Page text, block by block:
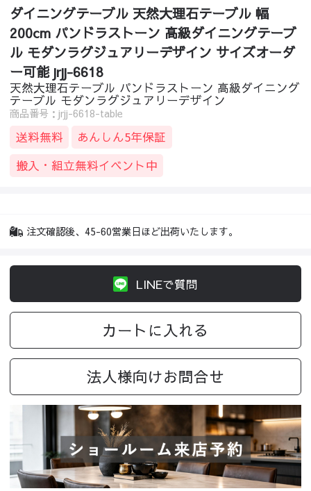
ダイニングテーブル 天然大理石テーブル 幅
200cm パンドラストーン 高級ダイニングテーブ
ル モダンラグジュアリーデザイン サイズオーダ
ー可能 jrjj-6618
天然大理石テーブル パンドラストーン 高級ダイニング
テーブル モダンラグジュアリーデザイン
商品番号：jrjj-6618-table
送料無料
あんしん5年保証
搬入・組立無料イベント中
注文確認後、45-60営業日ほど出荷いたします。
LINEで質問
カートに入れる
法人様向けお問合せ